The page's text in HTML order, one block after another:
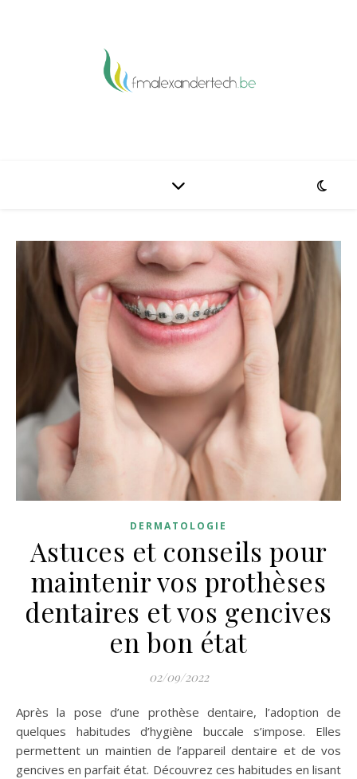
DERMATOLOGIE
Astuces et conseils pour
maintenir vos prothèses
dentaires et vos gencives
en bon état
02/09/2022
Après la pose d’une prothèse dentaire, l’adoption de
quelques habitudes d’hygiène buccale s’impose. Elles
permettent un maintien de l’appareil dentaire et de vos
gencives en parfait état. Découvrez ces habitudes en lisant